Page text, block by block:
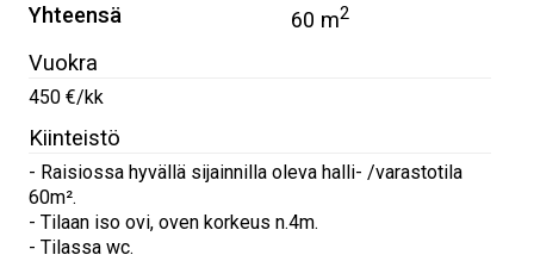
Yhteensä 60 m2
Vuokra
450 €/kk
Kiinteistö
- Raisiossa hyvällä sijainnilla oleva halli- /varastotila
60m².
- Tilaan iso ovi, oven korkeus n.4m.
- Tilassa wc.